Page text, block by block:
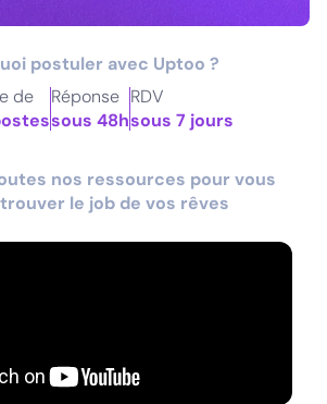
postuler avec Uptoo ?
de
Réponse
sous 48h
RDV
sous 7 jours
nos ressources pour vous
le job de vos rêves